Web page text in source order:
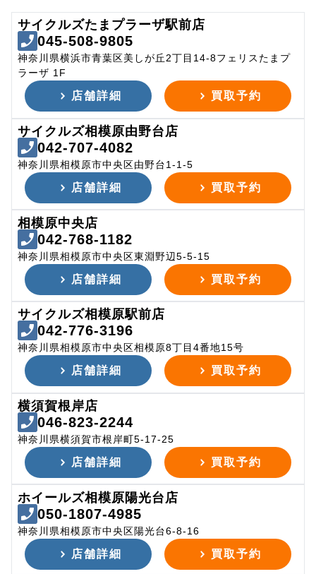
サイクルズたまプラーザ駅前店
045-508-9805
神奈川県横浜市青葉区美しが丘2丁目14-8フェリスたまプ
ラーザ 1F
店舗詳細 買取予約
サイクルズ相模原由野台店
042-707-4082
神奈川県相模原市中央区由野台1-1-5
店舗詳細 買取予約
相模原中央店
042-768-1182
神奈川県相模原市中央区東淵野辺5-5-15
店舗詳細 買取予約
サイクルズ相模原駅前店
042-776-3196
神奈川県相模原市中央区相模原8丁目4番地15号
店舗詳細 買取予約
横須賀根岸店
046-823-2244
神奈川県横須賀市根岸町5-17-25
店舗詳細 買取予約
ホイールズ相模原陽光台店
050-1807-4985
神奈川県相模原市中央区陽光台6-8-16
店舗詳細 買取予約